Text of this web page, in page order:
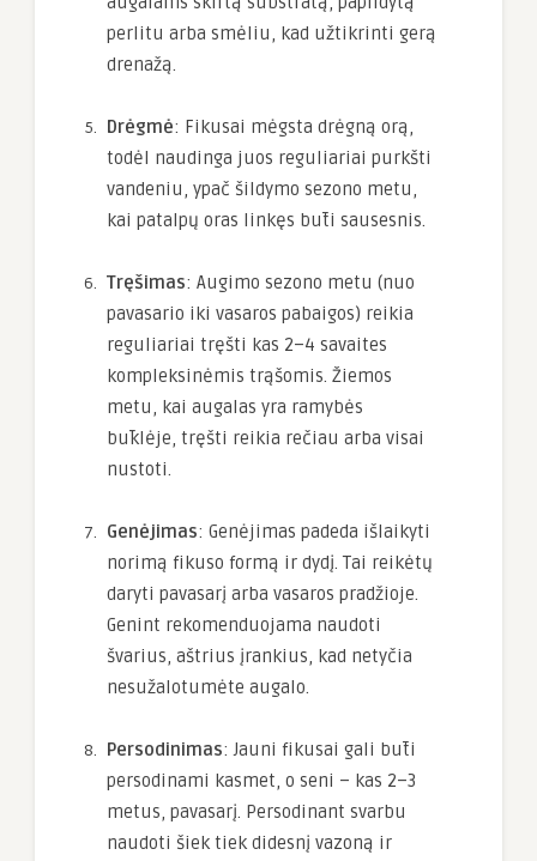
perlitu arba smėliu, kad užtikrinti gerą
drenažą.
Drėgmė: Fikusai mėgsta drėgną orą,
todėl naudinga juos reguliariai purkšti
vandeniu, ypač šildymo sezono metu,
kai patalpų oras linkęs būti sausesnis.
Tręšimas: Augimo sezono metu (nuo
pavasario iki vasaros pabaigos) reikia
reguliariai tręšti kas 2–4 savaites
kompleksinėmis trąšomis. Žiemos
metu, kai augalas yra ramybės
būklėje, tręšti reikia rečiau arba visai
nustoti.
Genėjimas: Genėjimas padeda išlaikyti
norimą fikuso formą ir dydį. Tai reikėtų
daryti pavasarį arba vasaros pradžioje.
Genint rekomenduojama naudoti
švarius, aštrius įrankius, kad netyčia
nesužalotumėte augalo.
Persodinimas: Jauni fikusai gali būti
persodinami kasmet, o seni – kas 2–3
metus, pavasarį. Persodinant svarbu
naudoti šiek tiek didesnį vazoną ir